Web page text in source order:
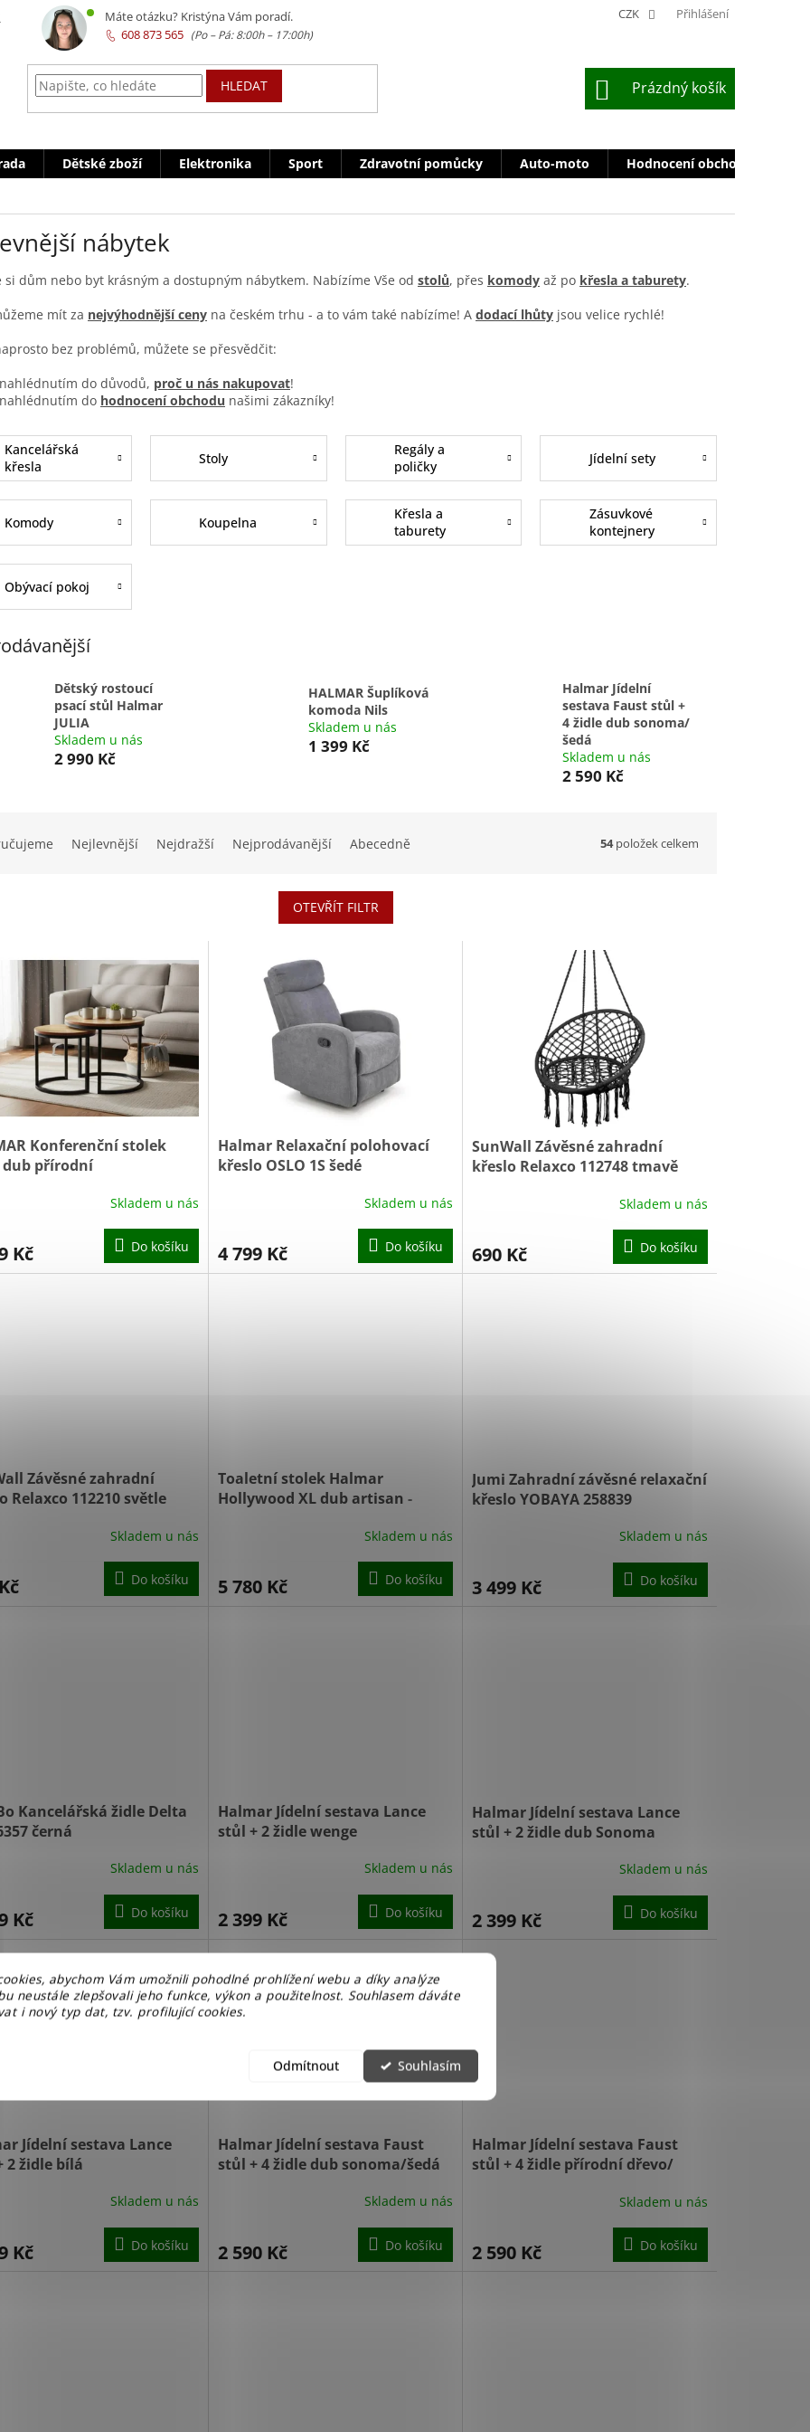
abychom Vám umožnili pohodlné prohlížení webu a díky analýze
neustále zlepšovali jeho funkce, výkon a použitelnost. Souhlasem dáváte
i nový typ dat, tzv. profilující cookies.
Odmítnout Souhlasím
CZK Přihlášení
HLEDAT
NÁKUPNÍ
KOŠÍK
Prázdný košík
Dětské zboží Elektronika Sport Zdravotní pomůcky Auto-moto Hodnocení obchodu
nábytek
si dům nebo byt krásným a dostupným nábytkem. Nabízíme Vše od stolů, přes komody až po křesla a taburety.
mít za nejvýhodnější ceny na českém trhu - a to vám také nabízíme! A dodací lhůty jsou velice rychlé!
bez problémů, můžete se přesvědčit:
do důvodů, proč u nás nakupovat!
do hodnocení obchodu našimi zákazníky!
Kancelářská
křesla
Stoly
Regály a
poličky
Jídelní sety
Komody Koupelna
Křesla a
taburety
Zásuvkové
kontejnery
Obývací pokoj
Dětský rostoucí
psací stůl Halmar
JULIA
Skladem u nás
2 990 Kč
HALMAR Šuplíková
komoda Nils
Skladem u nás
1 399 Kč
Halmar Jídelní
sestava Faust stůl +
4 židle dub sonoma/
šedá
Skladem u nás
2 590 Kč
Nejlevnější Nejdražší Nejprodávanější Abecedně 54položek celkem
OTEVŘÍT FILTR
Konferenční stolek
dub přírodní
Skladem u nás
Kč Do košíku
Halmar Relaxační polohovací
křeslo OSLO 1S šedé
Skladem u nás
4 799 Kč Do košíku
SunWall Závěsné zahradní
křeslo Relaxco 112748 tmavě
Skladem u nás
690 Kč Do košíku
Závěsné zahradní
Relaxco 112210 světle
Skladem u nás
Do košíku
Toaletní stolek Halmar
Hollywood XL dub artisan -
poškození přepravou DODÁNÍ
Skladem u nás
5 780 Kč Do košíku
Jumi Zahradní závěsné relaxační
křeslo YOBAYA 258839
Skladem u nás
3 499 Kč Do košíku
Kancelářská židle Delta
černá
Skladem u nás
Kč Do košíku
Halmar Jídelní sestava Lance
stůl + 2 židle wenge
Skladem u nás
2 399 Kč Do košíku
Halmar Jídelní sestava Lance
stůl + 2 židle dub Sonoma
Skladem u nás
2 399 Kč Do košíku
Jídelní sestava Lance
2 židle bílá
Skladem u nás
Kč Do košíku
Halmar Jídelní sestava Faust
stůl + 4 židle dub sonoma/šedá
Skladem u nás
2 590 Kč Do košíku
Halmar Jídelní sestava Faust
stůl + 4 židle přírodní dřevo/
je
Skladem u nás
2 590 Kč Do košíku
Máte otázku? Kristýna Vám poradí.
608 873 565